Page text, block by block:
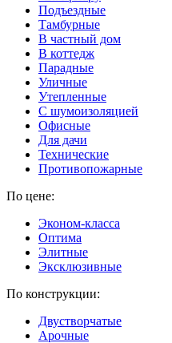
Подъездные
Тамбурные
В частный дом
В коттедж
Парадные
Уличные
Утепленные
C шумоизоляцией
Офисные
Для дачи
Технические
Противопожарные
По цене:
Эконом-класса
Оптима
Элитные
Эксклюзивные
По конструкции:
Двустворчатые
Арочные